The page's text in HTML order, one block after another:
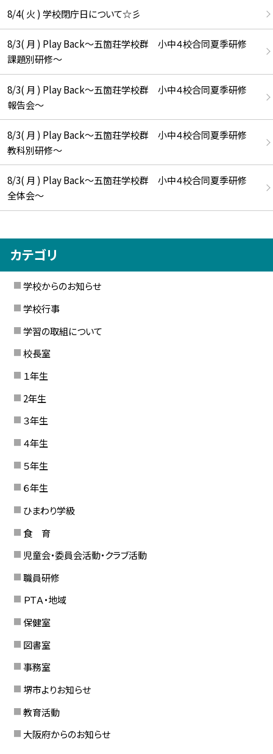
8/4( 火 ) 学校閉庁日について☆彡
8/3( 月 ) Play Back～五箇荘学校群 小中４校合同夏季研修
課題別研修～
8/3( 月 ) Play Back～五箇荘学校群 小中４校合同夏季研修
報告会～
8/3( 月 ) Play Back～五箇荘学校群 小中４校合同夏季研修
教科別研修～
8/3( 月 ) Play Back～五箇荘学校群 小中４校合同夏季研修
全体会～
カテゴリ
学校からのお知らせ
学校行事
学習の取組について
校長室
１年生
2年生
３年生
４年生
５年生
６年生
ひまわり学級
食 育
児童会・委員会活動・クラブ活動
職員研修
ＰＴＡ・地域
保健室
図書室
事務室
堺市よりお知らせ
教育活動
大阪府からのお知らせ